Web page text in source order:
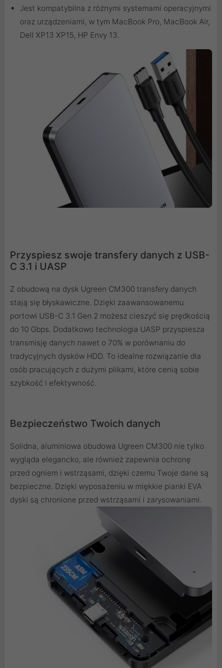
Jest kompatybilna z różnymi systemami operacyjnymi
oraz urządzeniami, w tym MacBook Pro, MacBook Air,
Dell XP13 XP15, HP Envy 13.
Przyspiesz swoje transfery danych z USB-
C 3.1 i UASP
Z obudową na dysk Ugreen CM300 transfery danych
stają się błyskawiczne. Dzięki zaawansowanemu
portowi USB-C 3.1 Gen 2 możesz cieszyć się prędkością
do 10 Gbps. Dodatkowo technologia UASP przyspiesza
transmisję danych nawet o 70% w porównaniu do
tradycyjnych dysków HDD. To idealne rozwiązanie dla
osób pracujących z dużymi plikami, które cenią sobie
szybkość i efektywność.
Bezpieczeństwo Twoich danych
Solidna, aluminiowa obudowa Ugreen CM300 nie tylko
wygląda elegancko, ale również zapewnia ochronę
przed ogniem i wstrząsami, dzięki czemu Twoje dane są
bezpieczne. Dzięki wyposażeniu w miękkie pianki EVA
dyski są chronione przed wstrząsami i zarysowaniami.